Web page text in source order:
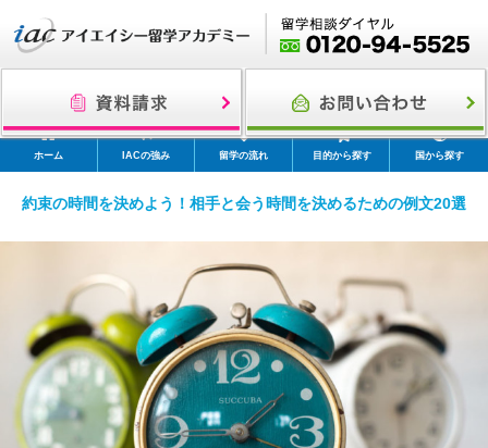
ホーム IACの強み 留学の流れ 目的から探す 国から探す
約束の時間を決めよう！相手と会う時間を決めるための例文20選